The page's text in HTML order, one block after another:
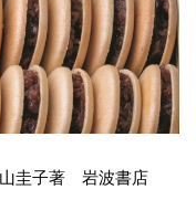
圭子著 岩波書店